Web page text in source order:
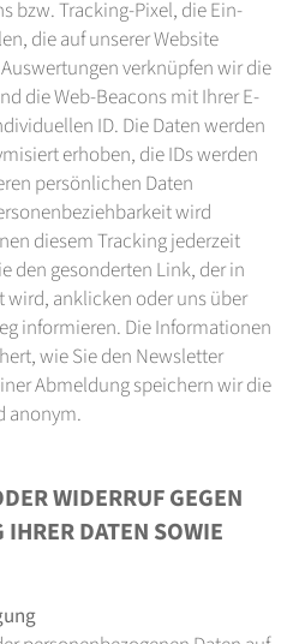
bzw. Tracking-Pixel, die Ein-
die auf unserer Website
verknüpfen wir die
die Web-Beacons mit Ihrer E-
ID. Die Daten werden
erhoben, die IDs werden
persönlichen Daten
wird
diesem Tracking jederzeit
den gesonderten Link, der in
wird, anklicken oder uns über
informieren. Die Informationen
wie Sie den Newsletter
Abmeldung speichern wir die
anonym.
WIDERRUF GEGEN
DATEN SOWIE